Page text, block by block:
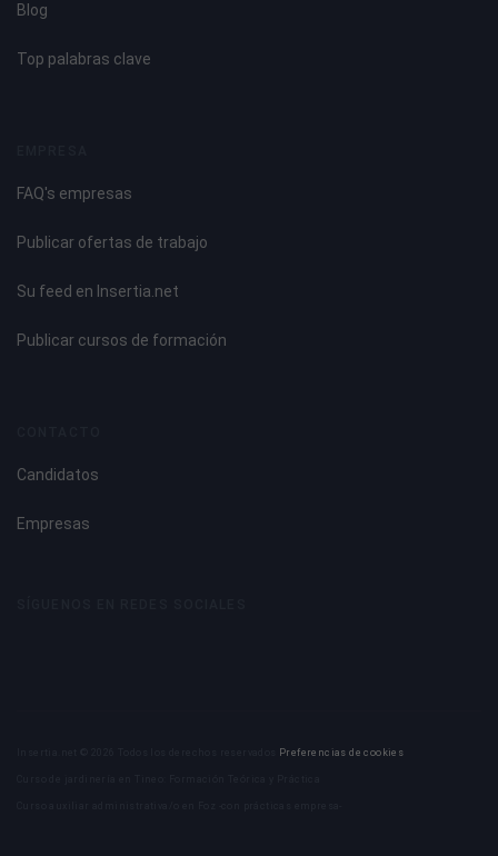
Blog
Top palabras clave
FAQ's empresas
Publicar ofertas de trabajo
Su feed en Insertia.net
Publicar cursos de formación
Candidatos
Empresas
Preferencias de cookies